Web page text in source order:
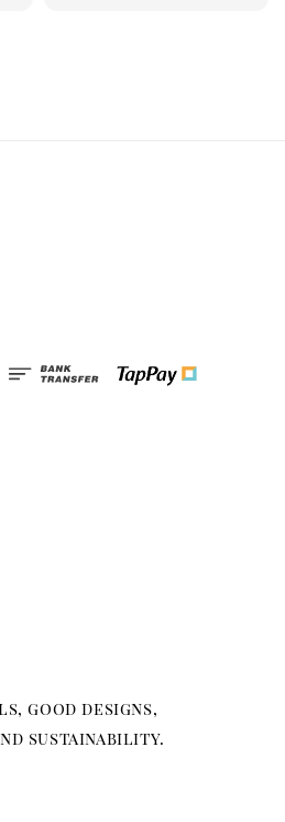
good designs,
sustainability.